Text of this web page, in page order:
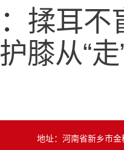
揉耳不
护膝从“
地址：河南省新乡